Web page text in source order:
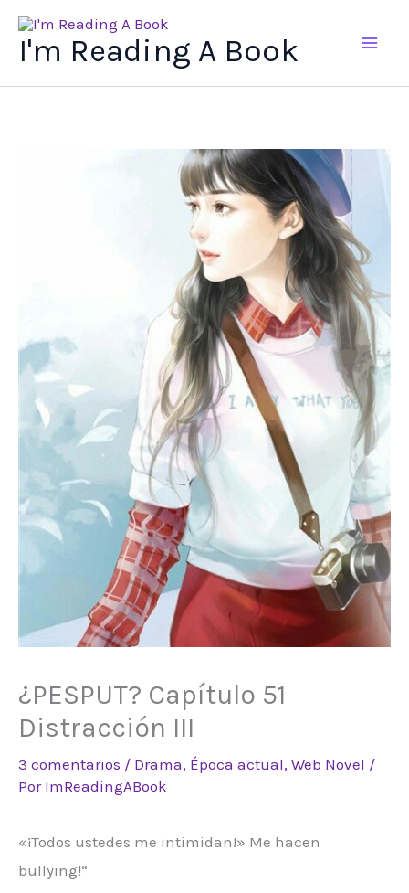
I'm Reading A Book
¿PESPUT? Capítulo 51
Distracción III
3 comentarios / Drama, Época actual, Web Novel /
Por ImReadingABook
«¡Todos ustedes me intimidan!» Me hacen
bullying!“